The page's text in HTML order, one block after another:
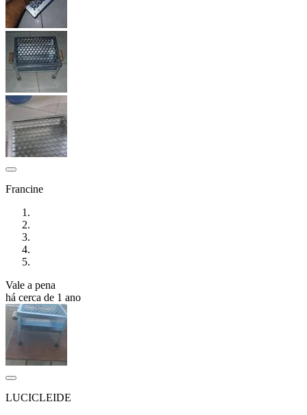
Francine
Vale a pena
há cerca de 1 ano
LUCICLEIDE